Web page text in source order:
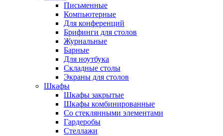
Письменные
Компьютерные
Для конференций
Брифинги для столов
Журнальные
Барные
Для ноутбука
Складные столы
Экраны для столов
Шкафы
Шкафы закрытые
Шкафы комбинированные
Со стеклянными элементами
Гардеробы
Стеллажи